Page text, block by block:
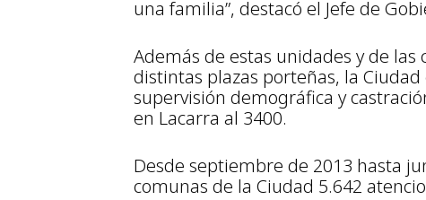
una familia”, destacó el Jefe de
Además de estas unidades y de
distintas plazas porteñas, la
supervisión demográfica y
en Lacarra al 3400.
Desde septiembre de 2013 hasta
comunas de la Ciudad 5.642